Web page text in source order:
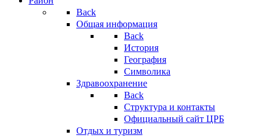
Back
Общая информация
Back
История
География
Символика
Здравоохранение
Back
Структура и контакты
Официальный сайт ЦРБ
Отдых и туризм